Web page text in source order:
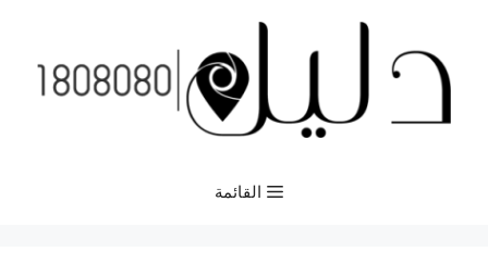
المحتوى
القائمة